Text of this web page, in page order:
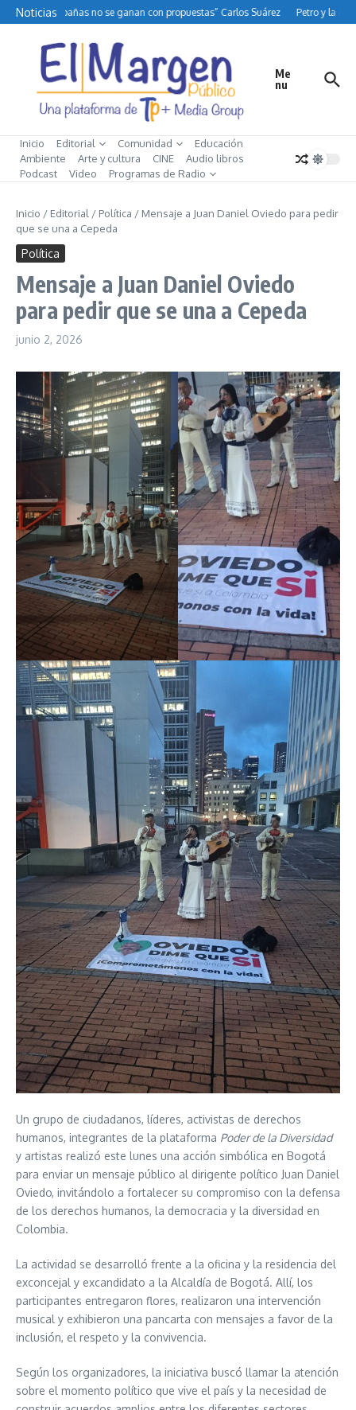
Saltar al contenido
Noticias
“Las campañas no se ganan con propuestas” Carlos Suárez Petro y la
Me
nu
Inicio Editorial Comunidad
Educación
Ambiente
Arte y cultura CINE
Audio libros
Podcast
Video Programas de Radio
Inicio / Editorial / Política / Mensaje a Juan Daniel Oviedo para pedir
que se una a Cepeda
Política
Mensaje a Juan Daniel Oviedo
para pedir que se una a Cepeda
junio 2, 2026
Un grupo de ciudadanos, líderes, activistas de derechos
humanos, integrantes de la plataforma Poder de la Diversidad
y artistas realizó este lunes una acción simbólica en Bogotá
para enviar un mensaje público al dirigente político Juan Daniel
Oviedo, invitándolo a fortalecer su compromiso con la defensa
de los derechos humanos, la democracia y la diversidad en
Colombia.
La actividad se desarrolló frente a la oficina y la residencia del
exconcejal y excandidato a la Alcaldía de Bogotá. Allí, los
participantes entregaron flores, realizaron una intervención
musical y exhibieron una pancarta con mensajes a favor de la
inclusión, el respeto y la convivencia.
Según los organizadores, la iniciativa buscó llamar la atención
sobre el momento político que vive el país y la necesidad de